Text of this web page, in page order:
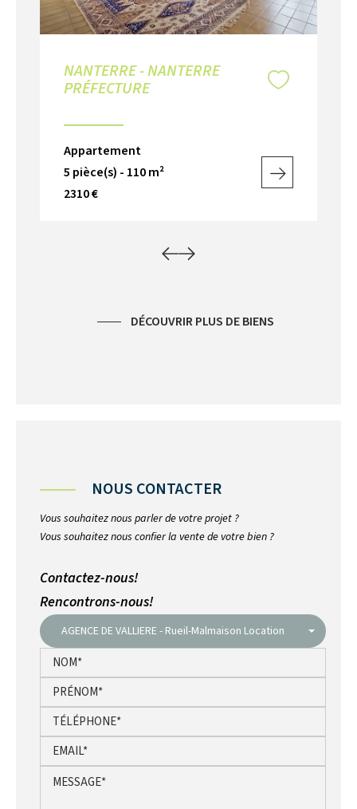
NANTERRE - NANTERRE
PRÉFECTURE
Appartement
5 pièce(s) - 110 m²
2310 €
DÉCOUVRIR PLUS DE BIENS
NOUS CONTACTER
Vous souhaitez nous parler de votre projet ?
Vous souhaitez nous confier la vente de votre bien ?
Contactez-nous!
Rencontrons-nous!
AGENCE DE VALLIERE - Rueil-Malmaison Location